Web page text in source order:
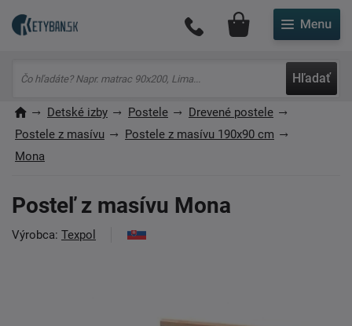
Hľadať
Môj účet
Detské izby Postele
Drevené postele
Postele z masívu
Postele z masívu 190x90 cm
Mona
Posteľ z masívu Mona
Výrobca: Texpol